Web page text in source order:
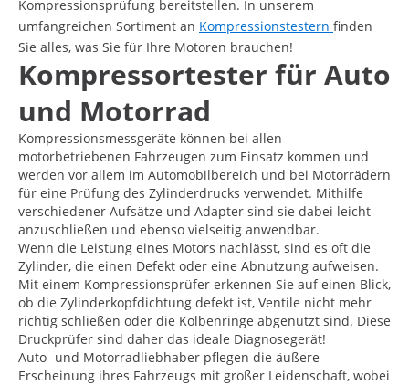
Kompressionsprüfung bereitstellen. In unserem
umfangreichen Sortiment an Kompressionstestern finden
Sie alles, was Sie für Ihre Motoren brauchen!
Kompressortester für Auto
und Motorrad
Kompressionsmessgeräte können bei allen
motorbetriebenen Fahrzeugen zum Einsatz kommen und
werden vor allem im Automobilbereich und bei Motorrädern
für eine Prüfung des Zylinderdrucks verwendet. Mithilfe
verschiedener Aufsätze und Adapter sind sie dabei leicht
anzuschließen und ebenso vielseitig anwendbar.
Wenn die Leistung eines Motors nachlässt, sind es oft die
Zylinder, die einen Defekt oder eine Abnutzung aufweisen.
Mit einem Kompressionsprüfer erkennen Sie auf einen Blick,
ob die Zylinderkopfdichtung defekt ist, Ventile nicht mehr
richtig schließen oder die Kolbenringe abgenutzt sind. Diese
Druckprüfer sind daher das ideale Diagnosegerät!
Auto- und Motorradliebhaber pflegen die äußere
Erscheinung ihres Fahrzeugs mit großer Leidenschaft, wobei